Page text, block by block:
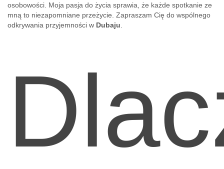
osobowości. Moja pasja do życia sprawia, że każde spotkanie ze
mną to niezapomniane przeżycie. Zapraszam Cię do wspólnego
odkrywania przyjemności w Dubaju.